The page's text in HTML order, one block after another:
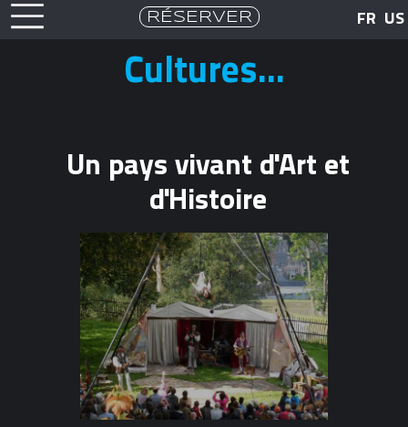
RÉSERVER US
FR
Cultures...
Un pays vivant d'Art et
d'Histoire